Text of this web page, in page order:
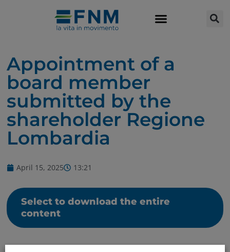
Appointment of a
board member
submitted by the
shareholder Regione
Lombardia
April 15, 2025 13:21
Select to download the entire
content